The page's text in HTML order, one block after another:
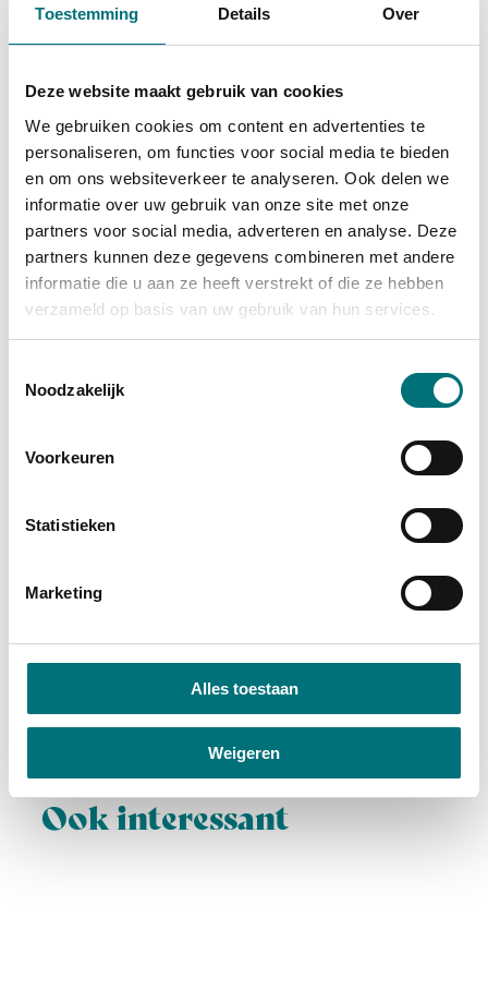
Toestemming Details Over
Deze website maakt gebruik van cookies
We gebruiken cookies om content en advertenties te
personaliseren, om functies voor social media te bieden
en om ons websiteverkeer te analyseren. Ook delen we
informatie over uw gebruik van onze site met onze
partners voor social media, adverteren en analyse. Deze
partners kunnen deze gegevens combineren met andere
informatie die u aan ze heeft verstrekt of die ze hebben
verzameld op basis van uw gebruik van hun services.
Noodzakelijk
Voorkeuren
Statistieken
Marketing
Alles toestaan
Weigeren
UiTPAS-punten
In ruil voor 40 UiTPAS-punten kan je het
vrijetijdsbalies in De Kimpel en Ter
Kommen én bij het Toeristisch Onthaal
Alden Biesen.
Contact
Toeristisch Onthaal Alden
Biesen
AdresKasteelstraat 6
Tel.
Open
Ook interessant